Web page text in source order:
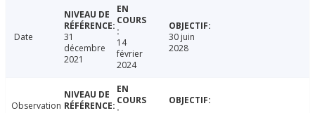
Date
31
décembre
2021
14
février
2024
30 juin
2028
Observation